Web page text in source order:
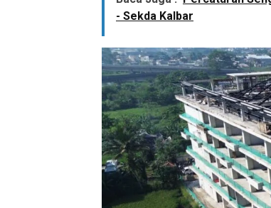
- Sekda Kalbar